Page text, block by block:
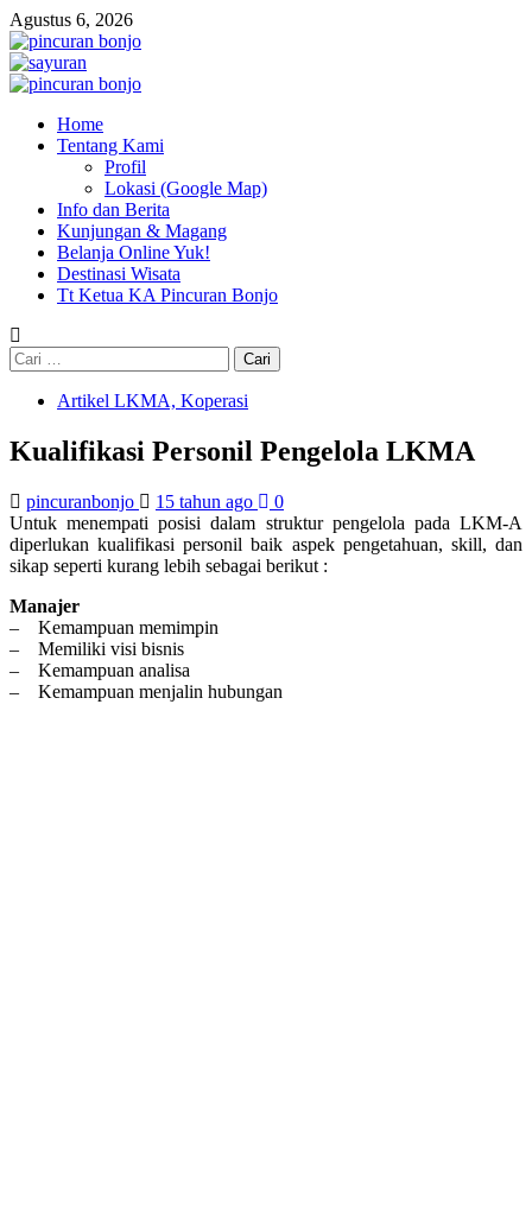
Skip
to
content
Agustus 6, 2026
Primary
Home
Tentang Kami
Profil
Lokasi (Google Map)
Info dan Berita
Kunjungan & Magang
Belanja Online Yuk!
Destinasi Wisata
Tt Ketua KA Pincuran Bonjo
Cari
untuk:
Artikel LKMA, Koperasi
Kualifikasi Personil Pengelola LKMA
pincuranbonjo 15 tahun ago
0
Untuk menempati posisi dalam struktur pengelola pada LKM-A
diperlukan kualifikasi personil baik aspek pengetahuan, skill, dan
sikap seperti kurang lebih sebagai berikut :
Manajer
– Kemampuan memimpin
– Memiliki visi bisnis
– Kemampuan analisa
– Kemampuan menjalin hubungan